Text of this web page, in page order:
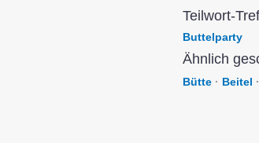
Teilwort-
Buttelparty
Ähnlich
Bütte · Beitel ·